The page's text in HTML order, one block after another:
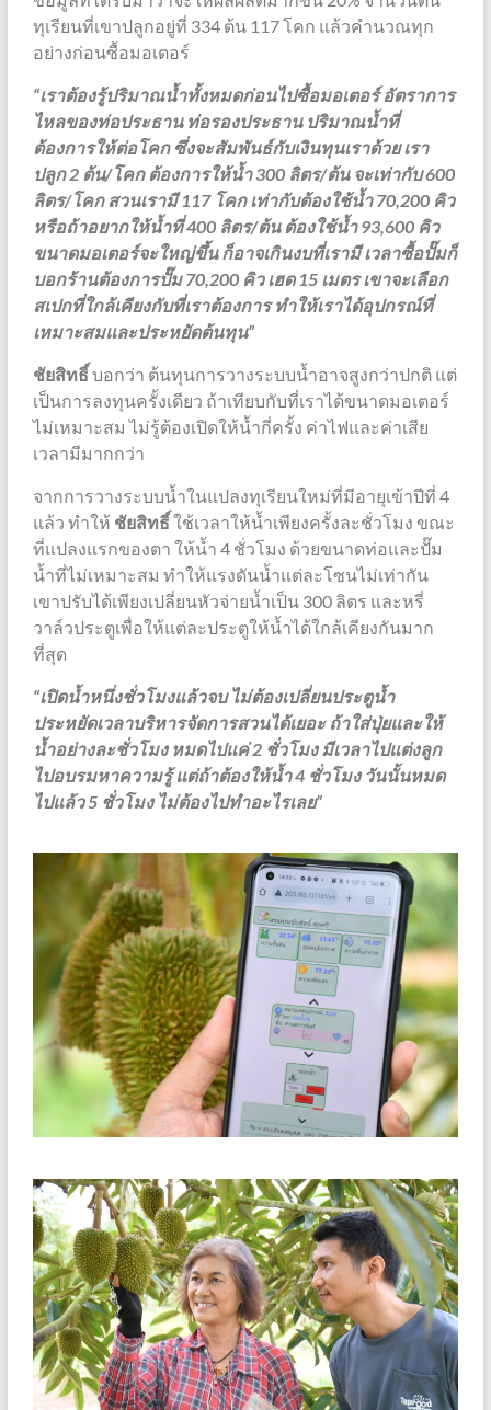
ทุเรียนที่เขาปลูกอยู่ที่ 334 ต้น 117 โคก แล้วคำนวณทุก
อย่างก่อนซื้อมอเตอร์
“เราต้องรู้ปริมาณน้ำทั้งหมดก่อนไปซื้อมอเตอร์ อัตราการ
ไหลของท่อประธาน ท่อรองประธาน ปริมาณน้ำที่
ต้องการให้ต่อโคก ซึ่งจะสัมพันธ์กับเงินทุนเราด้วย เรา
ปลูก 2 ต้น/โคก ต้องการให้น้ำ 300 ลิตร/ต้น จะเท่ากับ 600
ลิตร/โคก สวนเรามี 117 โคก เท่ากับต้องใช้น้ำ 70,200 คิว
หรือถ้าอยากให้น้ำที่ 400 ลิตร/ต้น ต้องใช้น้ำ 93,600 คิว
ขนาดมอเตอร์จะใหญ่ขึ้น ก็อาจเกินงบที่เรามี เวลาซื้อปั๊มก็
บอกร้านต้องการปั๊ม 70,200 คิว เฮด 15 เมตร เขาจะเลือก
สเปกที่ใกล้เคียงกับที่เราต้องการ ทำให้เราได้อุปกรณ์ที่
เหมาะสมและประหยัดต้นทุน”
ชัยสิทธิ์ บอกว่า ต้นทุนการวางระบบน้ำอาจสูงกว่าปกติ แต่
เป็นการลงทุนครั้งเดียว ถ้าเทียบกับที่เราได้ขนาดมอเตอร์
ไม่เหมาะสม ไม่รู้ต้องเปิดให้น้ำกี่ครั้ง ค่าไฟและค่าเสีย
เวลามีมากกว่า
จากการวางระบบน้ำในแปลงทุเรียนใหม่ที่มีอายุเข้าปีที่ 4
แล้ว ทำให้ ชัยสิทธิ์ ใช้เวลาให้น้ำเพียงครั้งละชั่วโมง ขณะ
ที่แปลงแรกของตา ให้น้ำ 4 ชั่วโมง ด้วยขนาดท่อและปั๊ม
น้ำที่ไม่เหมาะสม ทำให้แรงดันน้ำแต่ละโซนไม่เท่ากัน
เขาปรับได้เพียงเปลี่ยนหัวจ่ายน้ำเป็น 300 ลิตร และหรี่
วาล์วประตูเพื่อให้แต่ละประตูให้น้ำได้ใกล้เคียงกันมาก
ที่สุด
“เปิดน้ำหนึ่งชั่วโมงแล้วจบ ไม่ต้องเปลี่ยนประตูน้ำ
ประหยัดเวลาบริหารจัดการสวนได้เยอะ ถ้าใส่ปุ่ยและให้
น้ำอย่างละชั่วโมง หมดไปแค่ 2 ชั่วโมง มีเวลาไปแต่งลูก
ไปอบรมหาความรู้ แต่ถ้าต้องให้น้ำ 4 ชั่วโมง วันนั้นหมด
ไปแล้ว 5 ชั่วโมง ไม่ต้องไปทำอะไรเลย”